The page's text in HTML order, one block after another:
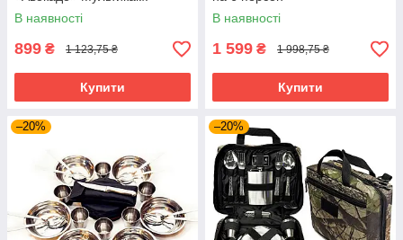
Комплект посуду для одного
В наявності
899 ₴ 1 123,75 ₴
Купити
В наявності
1 599 ₴ 1 998,75 ₴
Купити
–20% –20%